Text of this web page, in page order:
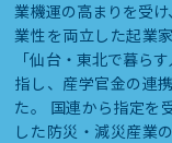
業機運の高まりを受
業性を両立した起業
「仙台・東北で暮ら
指し、産学官金の連
た。 国連から指定を
した防災・減災産業